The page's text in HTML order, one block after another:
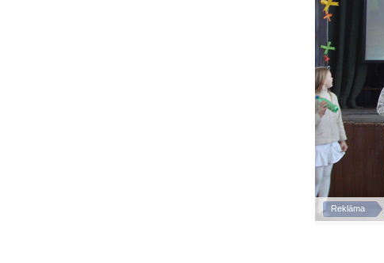
Reklāma